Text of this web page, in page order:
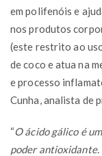
em polifenóis e
nos produtos
(este restrito ao
de coco e atua na
e processo
Cunha, analista de
“O ácido gálico é
poder